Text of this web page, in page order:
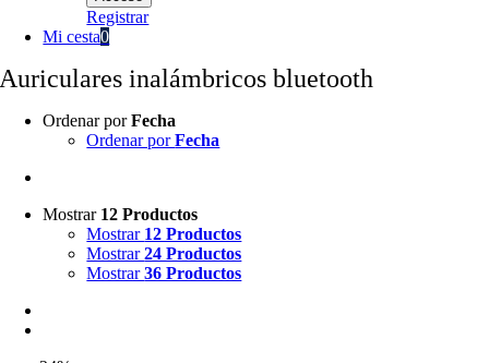
Registrar
Mi cesta0
Auriculares inalámbricos bluetooth
Ordenar porFecha
Ordenar porFecha
Mostrar 12 Productos
Mostrar 12 Productos
Mostrar24 Productos
Mostrar36 Productos